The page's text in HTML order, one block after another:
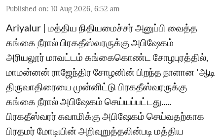
Published on: 10 Aug 2026, 6:52 am
Ariyalur | மத்திய நிதியமைச்சர் அனுப்பி வைத்த
கங்கை நீரால் பிரகதீஸ்வரருக்கு அபிஷேகம்
அரியலூர் மாவட்டம் கங்கைகொண்ட சோழபுரத்தில்,
மாமன்னன் ராஜேந்திர சோழனின் பிறந்த நாளான 'ஆடி
திருவாதிரையை முன்னிட்டு பிரகதீஸ்வரருக்கு
கங்கை நீரால் அபிஷேகம் செய்யப்பட்டது.....
பிரகதீஸ்வரர் சுவாமிக்கு அபிஷேகம் செய்வதற்காக
பிரதமர் மோடியின் அறிவுறுத்தலின்படி மத்திய